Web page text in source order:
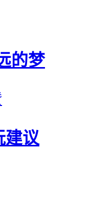
的梦
建议